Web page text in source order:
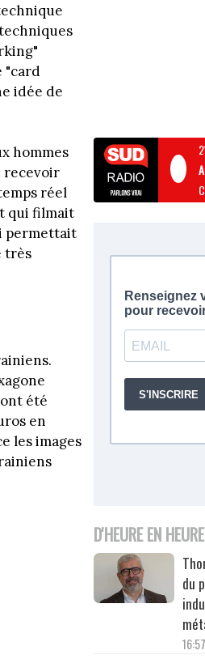
"card
idée de
hommes
recevoir
réel
qui filmait
permettait
très
été
en
les images
D'HEURE EN HEURE
du
16:57